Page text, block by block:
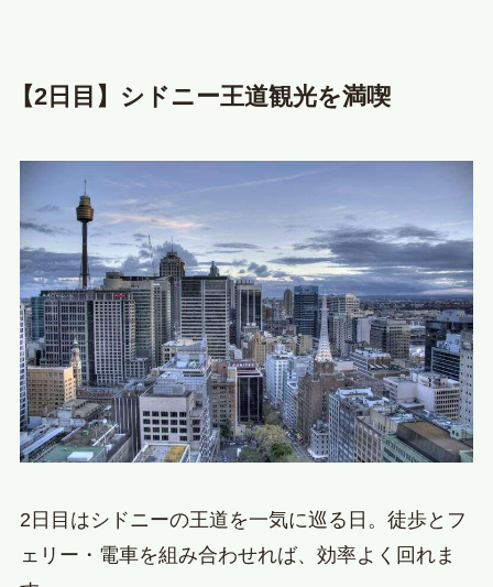
【2日目】シドニー王道観光を満喫
2日目はシドニーの王道を一気に巡る日。徒歩とフ
ェリー・電車を組み合わせれば、効率よく回れま